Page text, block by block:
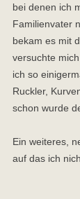
bei denen ich
Familienvater
bekam es mit
versuchte
ich so
Ruckler,
schon wurde
Ein weiteres,
auf das ich